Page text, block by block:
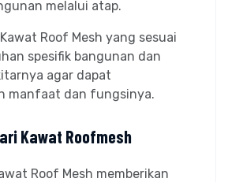
melalui atap.
Roof Mesh yang sesuai
spesifik bangunan dan
agar dapat
manfaat dan fungsinya.
Kawat Roofmesh
Roof Mesh memberikan